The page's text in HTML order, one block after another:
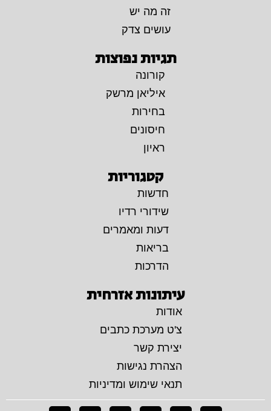
זה מה יש
עושים צדק
תגיות נפוצות
קורונה
איליאן מרשק
בחירות
חיסונים
ראיון
קטגוריות
חדשות
שידורי רדיו
דעות ומאמרים
בריאות
הדרכות
עיתונות אזרחית
אודות
צ'ט מערכת כתבים
יצירת קשר
הצהרת נגישות
תנאי שימוש ומדיניות